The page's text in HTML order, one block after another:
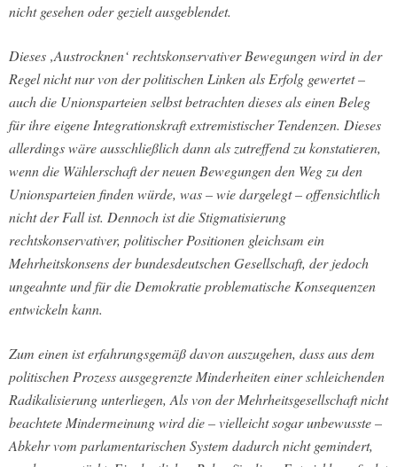
nicht gesehen oder gezielt ausgeblendet.
Dieses ‚Austrocknen‘ rechtskonservativer Bewegungen wird in der
Regel nicht nur von der politischen Linken als Erfolg gewertet –
auch die Unionsparteien selbst betrachten dieses als einen Beleg
für ihre eigene Integrationskraft extremistischer Tendenzen. Dieses
allerdings wäre ausschließlich dann als zutreffend zu konstatieren,
wenn die Wählerschaft der neuen Bewegungen den Weg zu den
Unionsparteien finden würde, was – wie dargelegt – offensichtlich
nicht der Fall ist. Dennoch ist die Stigmatisierung
rechtskonservativer, politischer Positionen gleichsam ein
Mehrheitskonsens der bundesdeutschen Gesellschaft, der jedoch
ungeahnte und für die Demokratie problematische Konsequenzen
entwickeln kann.
Zum einen ist erfahrungsgemäß davon auszugehen, dass aus dem
politischen Prozess ausgegrenzte Minderheiten einer schleichenden
Radikalisierung unterliegen, Als von der Mehrheitsgesellschaft nicht
beachtete Mindermeinung wird die – vielleicht sogar unbewusste –
Abkehr vom parlamentarischen System dadurch nicht gemindert,